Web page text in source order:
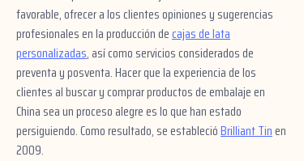
favorable, ofrecer a los clientes opiniones y sugerencias
profesionales en la producción decajas de lata
personalizadas, así como servicios considerados de
preventa y posventa. Hacer que la experiencia de los
clientes al buscar y comprar productos de embalaje en
China sea un proceso alegre es lo que han estado
persiguiendo.Como resultado, se establecióBrilliant Tinen
2009.